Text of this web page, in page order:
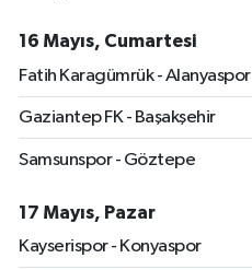
16 Mayıs, Cumartesi
Fatih Karagümrük - Alanyaspor
Gaziantep FK - Başakşehir
Samsunspor - Göztepe
17 Mayıs, Pazar
Kayserispor - Konyaspor